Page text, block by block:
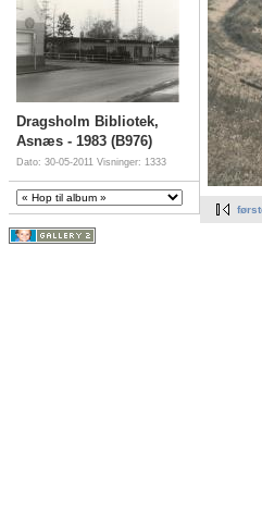
Dragsholm Bibliotek,
Asnæs - 1983 (B976)
Dato: 30-05-2011 Visninger: 1333